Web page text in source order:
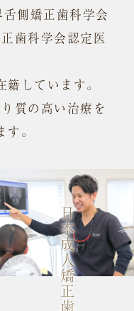
側矯正歯科学会
歯科学会認定医
しています。
質の高い治療を
。